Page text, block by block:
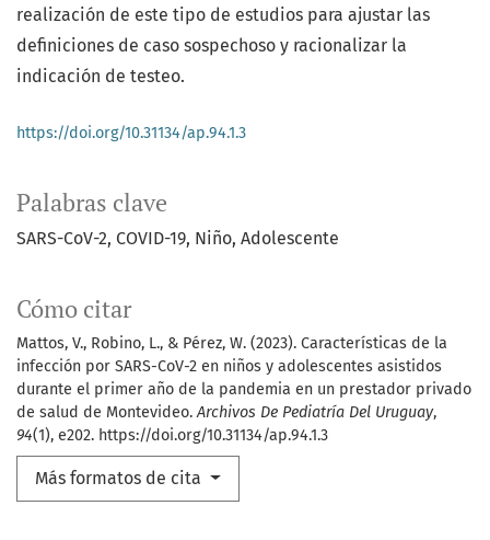
Palabras clave
SARS-CoV-2 COVID-19 Niño Adolescente
Cómo citar
Mattos, V., Robino, L., & Pérez, W. (2023). Características de la
infección por SARS-CoV-2 en niños y adolescentes asistidos
durante el primer año de la pandemia en un prestador privado
de salud de Montevideo.Archivos De Pediatría Del Uruguay,
94(1), e202. https://doi.org/10.31134/ap.94.1.3
Más formatos de cita
realización de este tipo de estudios para ajustar las
definiciones de caso sospechoso y racionalizar la
indicación de testeo.
https://doi.org/10.31134/ap.94.1.3